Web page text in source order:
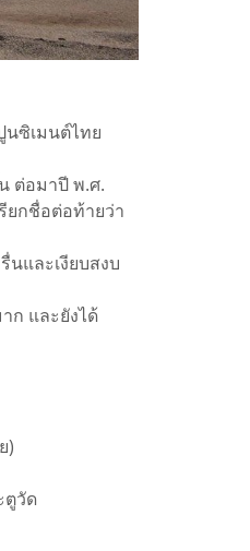
นซิเมนต์ไทย
ต่อมาปี พ.ศ.
ยกชื่อต่อท้ายว่า
และเงียบสงบ
ก และยังได้
)
ตูวัด